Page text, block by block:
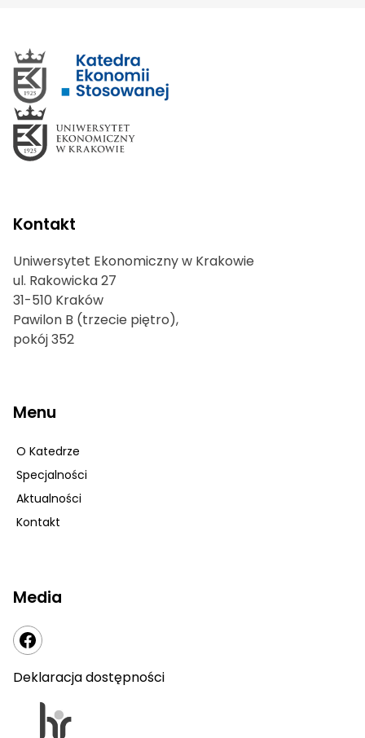
Kontakt
Uniwersytet Ekonomiczny w Krakowie
ul. Rakowicka 27
31-510 Kraków
Pawilon B (trzecie piętro),
pokój 352
Menu
O Katedrze
Specjalności
Aktualności
Kontakt
Media
Deklaracja dostępności